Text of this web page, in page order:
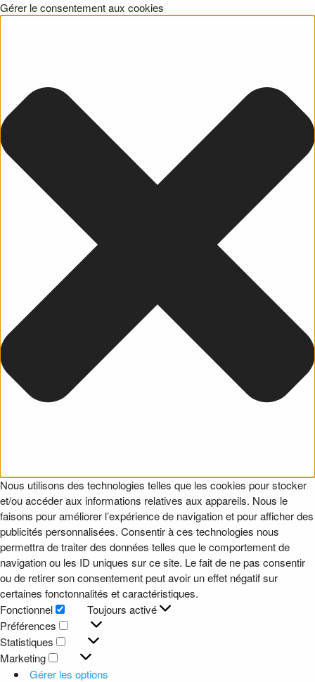
Gérer le consentement aux cookies
Nous utilisons des technologies telles que les cookies pour stocker
et/ou accéder aux informations relatives aux appareils. Nous le
faisons pour améliorer l’expérience de navigation et pour afficher des
publicités personnalisées. Consentir à ces technologies nous
permettra de traiter des données telles que le comportement de
navigation ou les ID uniques sur ce site. Le fait de ne pas consentir
ou de retirer son consentement peut avoir un effet négatif sur
certaines fonctonnalités et caractéristiques.
Fonctionnel
Fonctionnel
Toujours activé
Préférences
Préférences
Statistiques
Statistiques
Marketing
Marketing
Gérer les options